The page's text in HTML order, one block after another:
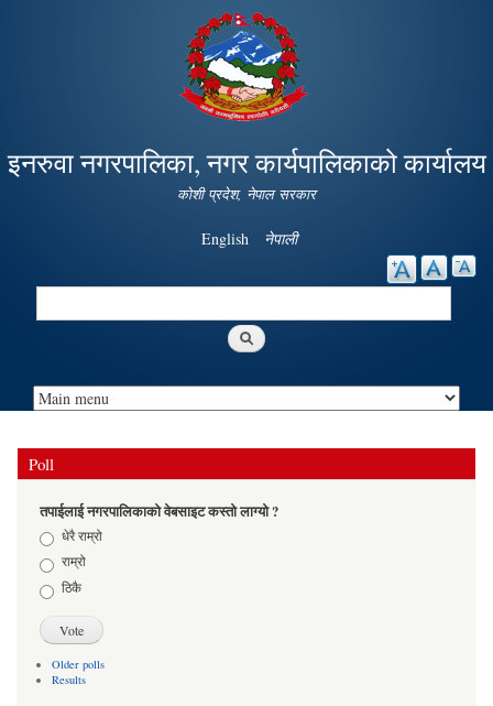
Skip to
main
content
इनरुवा नगरपालिका, नगर कार्यपालिकाको कार्यालय
कोशी प्रदेश, नेपाल सरकार
English नेपाली
Search
Poll
तपाईलाई नगरपालिकाको वेबसाइट कस्तो लाग्यो ?
Choicesधेरै राम्रो
राम्रो
ठिकै
Older polls
Results